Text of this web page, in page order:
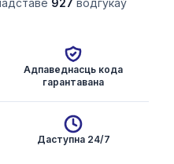
Адпаведнасць кода
гарантавана
Даступна 24/7